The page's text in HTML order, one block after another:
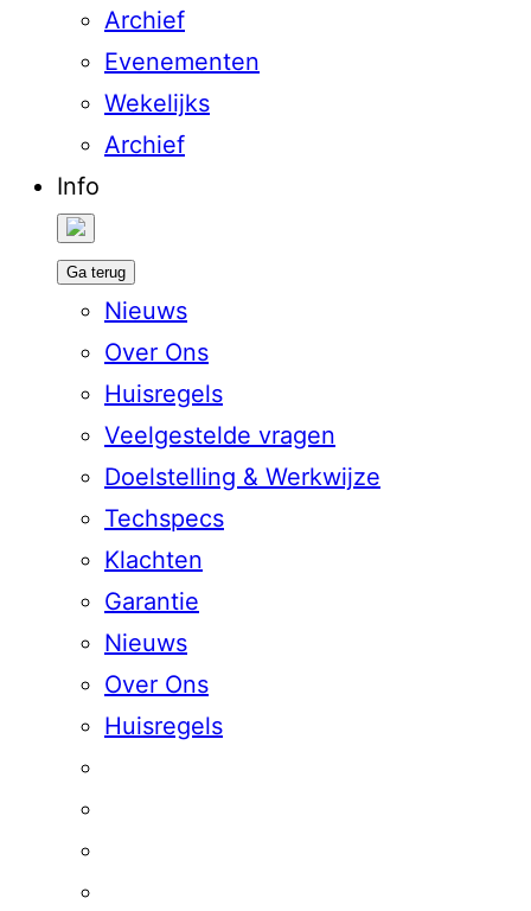
Archief
Evenementen
Wekelijks
Archief
Info
Ga terug
Nieuws
Over Ons
Huisregels
Veelgestelde vragen
Doelstelling & Werkwijze
Techspecs
Klachten
Garantie
Nieuws
Over Ons
Huisregels